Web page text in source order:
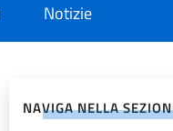
Notizie
NAVIGA NELLA